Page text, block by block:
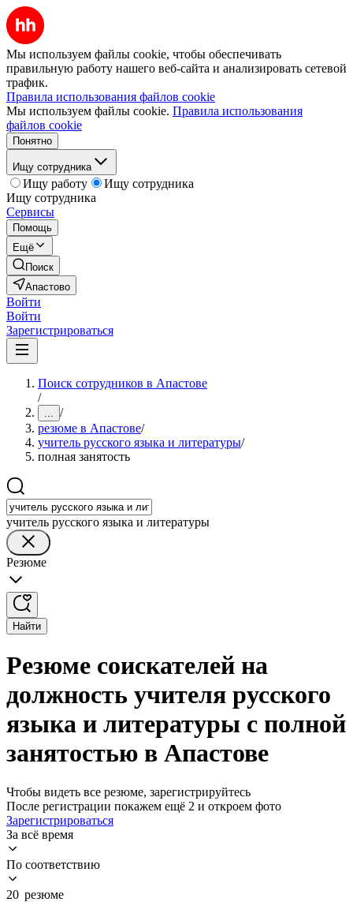
Мы используем файлы cookie, чтобы обеспечивать
правильную работу нашего веб-сайта и анализировать сетевой
трафик.
Правила использования файлов cookie
Мы используем файлы cookie. Правила использования
файлов cookie
Понятно
Ищу сотрудника
Ищу работу
Ищу сотрудника
Ищу сотрудника
Сервисы
Помощь
Ещё
Поиск
Апастово
Войти
Войти
Зарегистрироваться
Поиск сотрудников в Апастове
/
... /
резюме в Апастове/
учитель русского языка и литературы/
полная занятость
учитель русского языка и литературы
Резюме
Найти
Резюме соискателей на
должность учителя русского
языка и литературы с полной
занятостью в Апастове
Чтобы видеть все резюме, зарегистрируйтесь
После регистрации покажем ещё 2 и откроем фото
Зарегистрироваться
За всё время
По соответствию
20 резюме